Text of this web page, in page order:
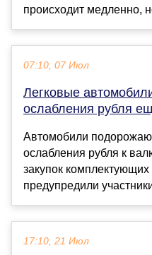
происходит медленно,
07:10, 07 Июл
Легковые
ослабления рубля
Автомобили
ослабления рубля к
закупок
предупредили
17:10, 21 Июл